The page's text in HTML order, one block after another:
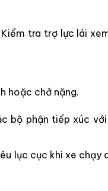
Kiểm tra trợ lực lái
hoặc chở nặng.
bộ phận tiếp xúc
lục cục khi xe chạy